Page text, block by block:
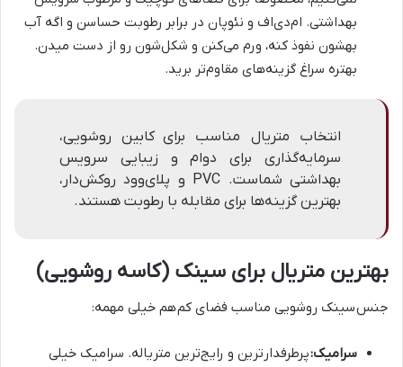
بهداشتی. ام‌دی‌اف و نئوپان در برابر رطوبت حساسن و اگه آب
بهشون نفوذ کنه، ورم می‌کنن و شکل‌شون رو از دست میدن.
بهتره سراغ گزینه‌های مقاوم‌تر برید.
انتخاب متریال مناسب برای کابین روشویی،
سرمایه‌گذاری برای دوام و زیبایی سرویس
بهداشتی شماست. PVC و پلای‌وود روکش‌دار،
بهترین گزینه‌ها برای مقابله با رطوبت هستند.
بهترین متریال برای سینک (کاسه روشویی)
جنسسینک روشویی مناسب فضای کمهم خیلی مهمه:
سرامیک:پرطرفدارترین و رایج‌ترین متریاله. سرامیک خیلی